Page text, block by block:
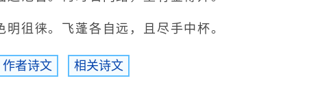
徂徕。飞蓬各自远，且尽手中杯。
作者诗文 相关诗文